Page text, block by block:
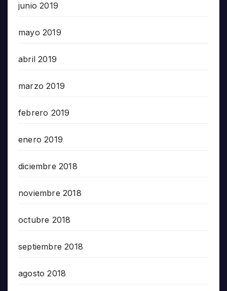
junio 2019
mayo 2019
abril 2019
marzo 2019
febrero 2019
enero 2019
diciembre 2018
noviembre 2018
octubre 2018
septiembre 2018
agosto 2018